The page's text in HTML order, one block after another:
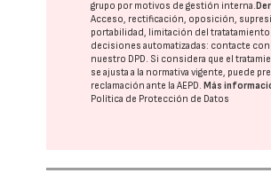
grupo por motivos de gestión interna.
Acceso, rectificación, oposición,
portabilidad, limitación del tratatamiento
decisiones automatizadas: contacte con
nuestro DPD. Si considera que el
se ajusta a la normativa vigente, puede
reclamación ante laAEPD.Más
Política de Protección de Datos